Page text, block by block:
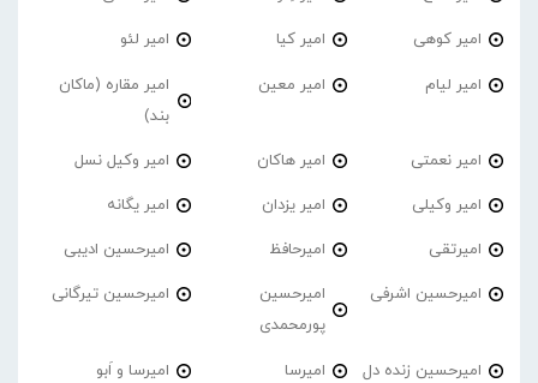
امیر کوهی امیر کیا امیر لئو
امیر لیام امیر معین
امیر مقاره (ماکان
بند)
امیر نعمتی امیر هاکان امیر وکیل نسل
امیر وکیلی امیر یزدان امیر یگانه
امیرتقی امیرحافظ امیرحسین ادیبی
امیرحسین اشرفی
امیرحسین
پورمحمدی
امیرحسین تیرگانی
امیرحسین زنده دل امیرسا امیرسا و اَبو